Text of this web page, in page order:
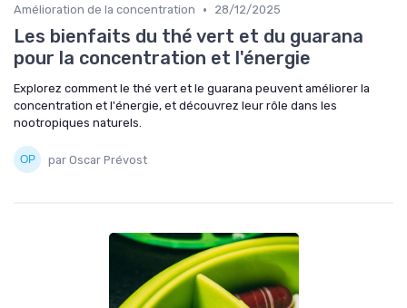
Amélioration de la concentration • 28/12/2025
Les bienfaits du thé vert et du guarana
pour la concentration et l'énergie
Explorez comment le thé vert et le guarana peuvent améliorer la
concentration et l'énergie, et découvrez leur rôle dans les
nootropiques naturels.
par Oscar Prévost